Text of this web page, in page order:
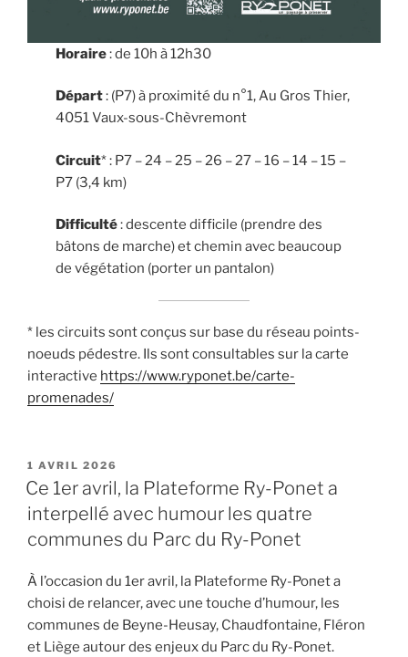
Horaire: de 10h à 12h30
Départ: (P7) à proximité du n°1, Au Gros Thier,
4051 Vaux-sous-Chèvremont
Circuit* : P7 – 24 – 25 – 26 – 27 – 16 – 14 – 15 –
P7 (3,4 km)
Difficulté: descente difficile (prendre des
bâtons de marche) et chemin avec beaucoup
de végétation (porter un pantalon)
* les circuits sont conçus sur base du réseau points-
noeuds pédestre. Ils sont consultables sur la carte
interactive https://www.ryponet.be/carte-
promenades/
PUBLIÉ
LE
1 AVRIL 2026
Ce 1er avril, la Plateforme Ry-Ponet a
interpellé avec humour les quatre
communes du Parc du Ry-Ponet
À l’occasion du 1er avril, la Plateforme Ry-Ponet a
choisi de relancer, avec une touche d’humour, les
communes de Beyne-Heusay, Chaudfontaine, Fléron
et Liège autour des enjeux du Parc du Ry-Ponet.